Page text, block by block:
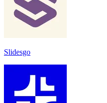
Slidesgo